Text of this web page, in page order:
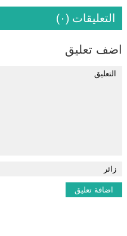
التعليقات (٠)
اضف تعليق